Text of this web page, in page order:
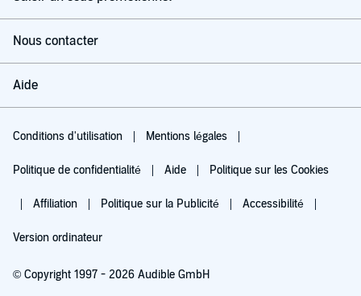
Nous contacter
Aide
Conditions d'utilisation Mentions légales
Politique de confidentialité Aide Politique sur les Cookies
Affiliation Politique sur la Publicité Accessibilité
Version ordinateur
© Copyright 1997 - 2026 Audible GmbH